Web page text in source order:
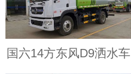
国六14方东风D9洒水车